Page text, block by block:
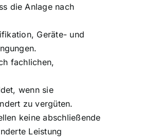
die Anlage nach
Geräte- und
fachlichen,
wenn sie
zu vergüten.
keine abschließende
Leistung